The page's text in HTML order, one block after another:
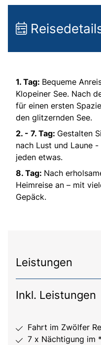
1. Tag: Bequeme
Klopeiner See. Nach
für einen ersten
den glitzernden See.
2. - 7. Tag: Gestalten
nach Lust und Laune
jeden etwas.
8. Tag: Nach
Heimreise an – mit
Gepäck.
Leistungen
Inkl. Leistungen
Fahrt im Zwölfer
7 x Nächtigung im